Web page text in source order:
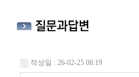
작성일 : 26-02-25 08:19